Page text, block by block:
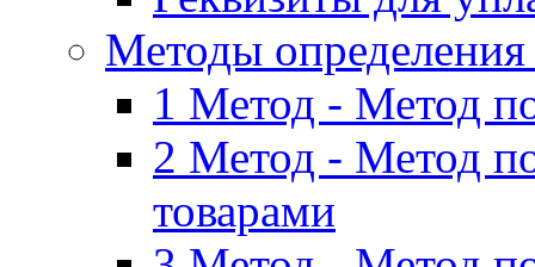
Методы
1 Метод - Метод
2 Метод - Метод
товарами